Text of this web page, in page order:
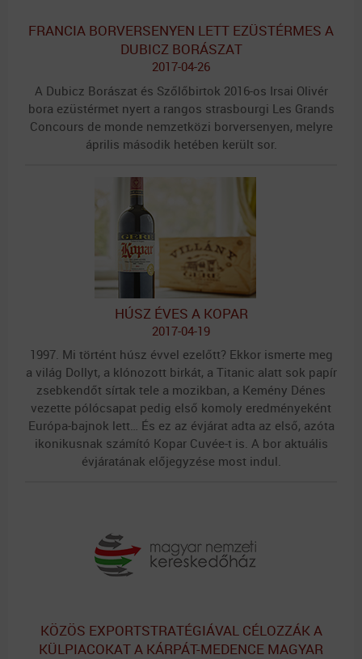
FRANCIA BORVERSENYEN LETT EZÜSTÉRMES A
DUBICZ BORÁSZAT
2017-04-26
A Dubicz Borászat és Szőlőbirtok 2016-os Irsai Olivér
bora ezüstérmet nyert a rangos strasbourgi Les Grands
Concours de monde nemzetközi borversenyen, melyre
április második hetében került sor.
HÚSZ ÉVES A KOPAR
2017-04-19
1997. Mi történt húsz évvel ezelőtt? Ekkor ismerte meg
a világ Dollyt, a klónozott birkát, a Titanic alatt sok papír
zsebkendőt sírtak tele a mozikban, a Kemény Dénes
vezette pólócsapat pedig első komoly eredményeként
Európa-bajnok lett… És ez az évjárat adta az első, azóta
ikonikusnak számító Kopar Cuvée-t is. A bor aktuális
évjáratának előjegyzése most indul.
KÖZÖS EXPORTSTRATÉGIÁVAL CÉLOZZÁK A
KÜLPIACOKAT A KÁRPÁT-MEDENCE MAGYAR